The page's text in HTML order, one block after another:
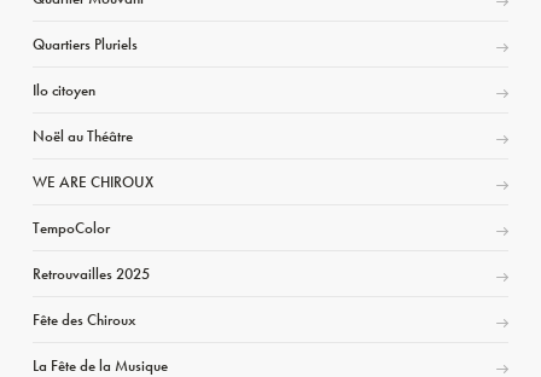
Quartiers Pluriels
Ilo citoyen
Noël au Théâtre
WE ARE CHIROUX
TempoColor
Retrouvailles 2025
Fête des Chiroux
La Fête de la Musique